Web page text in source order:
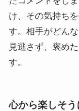
け、その気持ち
す。相手がどん
見逃さず、褒め
す。
心から楽しそ